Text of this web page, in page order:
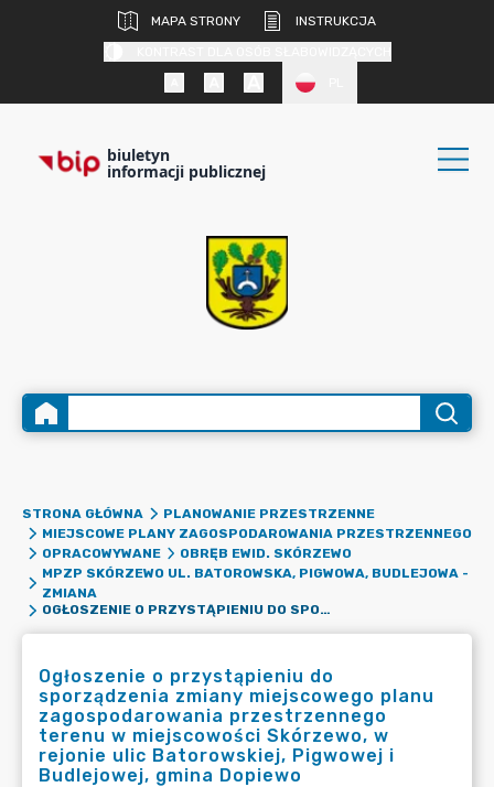
MAPA STRONY
INSTRUKCJA
biuletyn
informacji publicznej
STRONA GŁÓWNA
PLANOWANIE PRZESTRZENNE
MIEJSCOWE PLANY ZAGOSPODAROWANIA PRZESTRZENNEGO
OPRACOWYWANE
OBRĘB EWID. SKÓRZEWO
MPZP SKÓRZEWO UL. BATOROWSKA, PIGWOWA, BUDLEJOWA -
ZMIANA
OGŁOSZENIE O PRZYSTĄPIENIU DO SPORZĄDZENIA ZMIANY MIEJSCOWEGO PLANU ZAGOSPODAROWANIA PRZESTRZENNEGO TERENU W MIEJSCOWOŚCI SKÓRZEWO, W REJONIE ULIC BATOROWSKIEJ, PIGWOWEJ I BUDLEJOWEJ, GMINA DOPIEWO
Ogłoszenie o przystąpieniu do
sporządzenia zmiany miejscowego planu
zagospodarowania przestrzennego
terenu w miejscowości Skórzewo, w
rejonie ulic Batorowskiej, Pigwowej i
Budlejowej, gmina Dopiewo